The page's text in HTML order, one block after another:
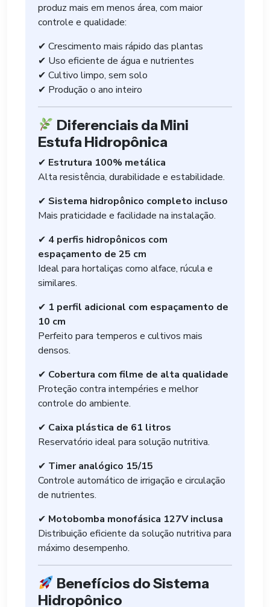
produz mais em menos área, com maior
controle e qualidade:
✔ Crescimento mais rápido das plantas
✔ Uso eficiente de água e nutrientes
✔ Cultivo limpo, sem solo
✔ Produção o ano inteiro
Diferenciais da Mini
Estufa Hidropônica
✔ Estrutura 100% metálica
Alta resistência, durabilidade e estabilidade.
✔ Sistema hidropônico completo incluso
Mais praticidade e facilidade na instalação.
✔ 4 perfis hidropônicos com
espaçamento de 25 cm
Ideal para hortaliças como alface, rúcula e
similares.
✔ 1 perfil adicional com espaçamento de
10 cm
Perfeito para temperos e cultivos mais
densos.
✔ Cobertura com filme de alta qualidade
Proteção contra intempéries e melhor
controle do ambiente.
✔ Caixa plástica de 61 litros
Reservatório ideal para solução nutritiva.
✔ Timer analógico 15/15
Controle automático de irrigação e circulação
de nutrientes.
✔ Motobomba monofásica 127V inclusa
Distribuição eficiente da solução nutritiva para
máximo desempenho.
Benefícios do Sistema
Hidropônico